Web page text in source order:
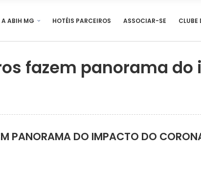
A ABIH MG HOTÉIS PARCEIROS ASSOCIAR-SE CLUBE
fazem panorama
PANORAMA DO IMPACTO DO